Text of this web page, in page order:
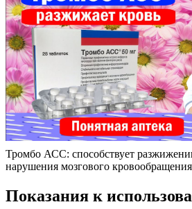
Тромбо АСС: способствует
нарушения мозгового кровообращения
Показания к